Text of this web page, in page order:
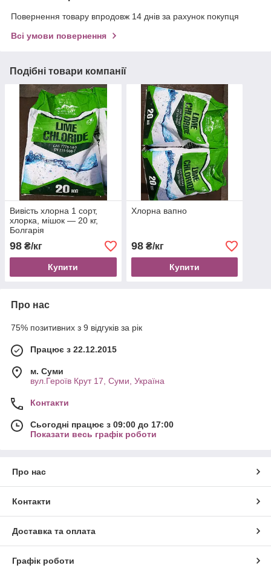
Повернення товару впродовж 14 днів за рахунок покупця
Всі умови повернення
Подібні товари компанії
Вивість хлорна 1 сорт,
хлорка, мішок — 20 кг,
Болгарія
98 ₴/кг
Купити
Хлорна вапно
98₴/кг
Купити
Про нас
75% позитивних з 9 відгуків за рік
Працює з 22.12.2015
м. Суми
вул.Героїв Крут 17, Суми, Україна
Контакти
Сьогодні працює з 09:00 до 17:00
Показати весь графік роботи
Про нас
Контакти
Доставка та оплата
Графік роботи